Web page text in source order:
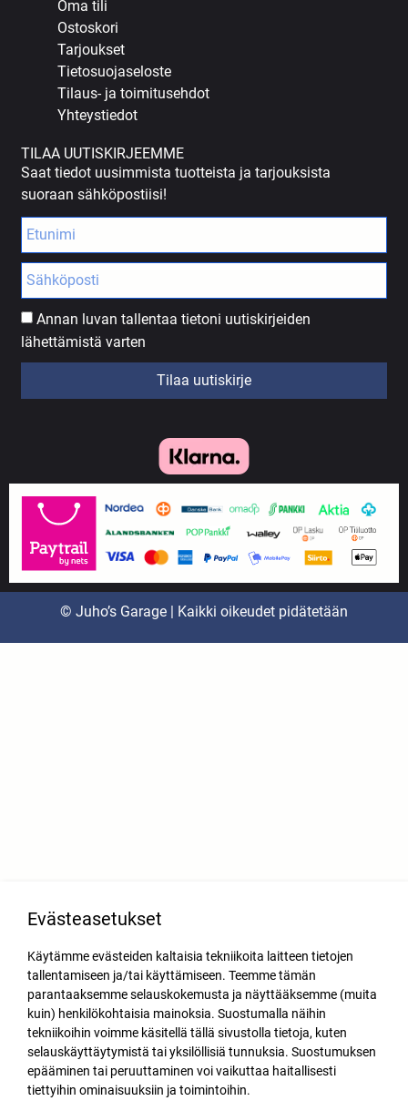
Oma tili
Ostoskori
Tarjoukset
Tietosuojaseloste
Tilaus- ja toimitusehdot
Yhteystiedot
TILAA UUTISKIRJEEMME
Saat tiedot uusimmista tuotteista ja tarjouksista
suoraan sähköpostiisi!
Annan luvan tallentaa tietoni uutiskirjeiden
lähettämistä varten
Tilaa uutiskirje
© Juho’s Garage | Kaikki oikeudet pidätetään
Evästeasetukset
Käytämme evästeiden kaltaisia tekniikoita laitteen tietojen
tallentamiseen ja/tai käyttämiseen. Teemme tämän
parantaaksemme selauskokemusta ja näyttääksemme (muita
kuin) henkilökohtaisia mainoksia. Suostumalla näihin
tekniikoihin voimme käsitellä tällä sivustolla tietoja, kuten
selauskäyttäytymistä tai yksilöllisiä tunnuksia. Suostumuksen
epääminen tai peruuttaminen voi vaikuttaa haitallisesti
tiettyihin ominaisuuksiin ja toimintoihin.